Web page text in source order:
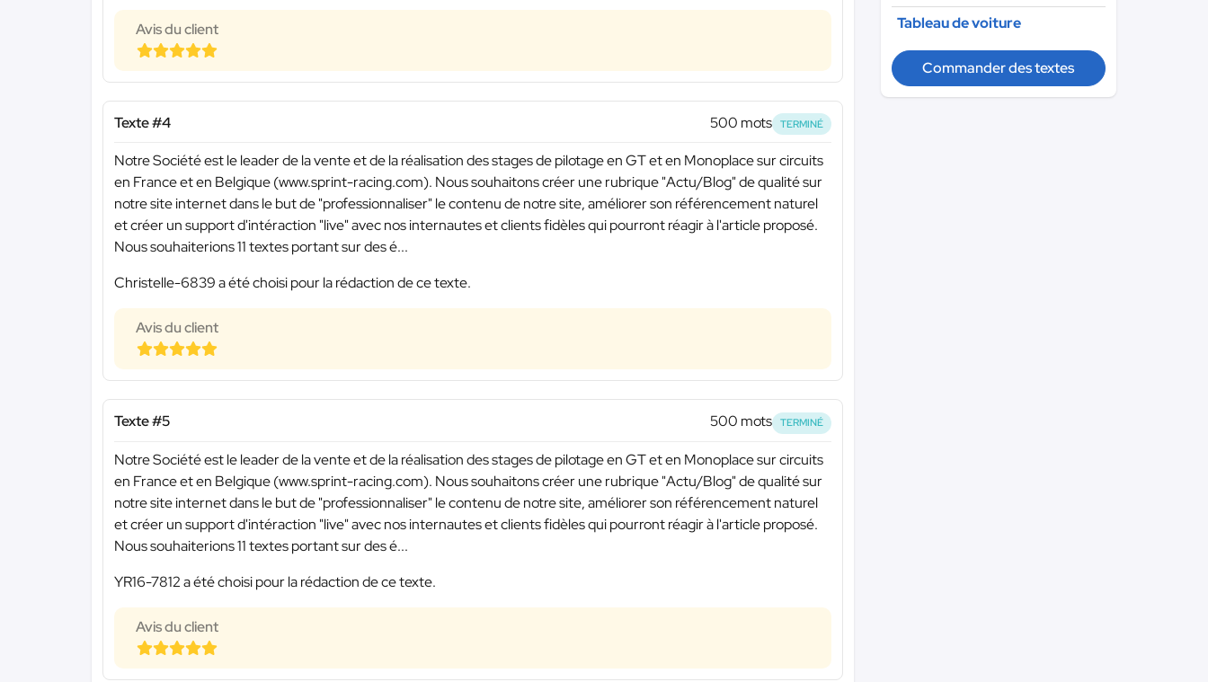
Avis du client
Texte #4 500 mots TERMINÉ
Notre Société est le leader de la vente et de la réalisation des stages de pilotage en GT et en Monoplace sur circuits
en France et en Belgique (www.sprint-racing.com). Nous souhaitons créer une rubrique "Actu/Blog" de qualité sur
notre site internet dans le but de "professionnaliser" le contenu de notre site, améliorer son référencement naturel
et créer un support d'intéraction "live" avec nos internautes et clients fidèles qui pourront réagir à l'article proposé.
Nous souhaiterions 11 textes portant sur des é...
Christelle-6839 a été choisi pour la rédaction de ce texte.
Avis du client
Texte #5 500 mots TERMINÉ
Notre Société est le leader de la vente et de la réalisation des stages de pilotage en GT et en Monoplace sur circuits
en France et en Belgique (www.sprint-racing.com). Nous souhaitons créer une rubrique "Actu/Blog" de qualité sur
notre site internet dans le but de "professionnaliser" le contenu de notre site, améliorer son référencement naturel
et créer un support d'intéraction "live" avec nos internautes et clients fidèles qui pourront réagir à l'article proposé.
Nous souhaiterions 11 textes portant sur des é...
YR16-7812 a été choisi pour la rédaction de ce texte.
Avis du client
Tableau de voiture
Commander des textes